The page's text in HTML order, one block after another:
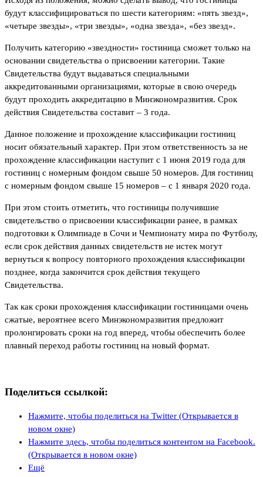
будут классифицироваться по шести категориям: «пять звезд»,
«четыре звезды», «три звезды», «одна звезда», «без звезд».
Получить категорию «звездности» гостиница сможет только на
основании свидетельства о присвоении категории. Такие
Свидетельства будут выдаваться специальными
аккредитованными организациями, которые в свою очередь
будут проходить аккредитацию в Минэкономразвития. Срок
действия Свидетельства составит – 3 года.
Данное положение и прохождение классификации гостиниц
носит обязательный характер. При этом ответственность за не
прохождение классификации наступит с 1 июня 2019 года для
гостиниц с номерным фондом свыше 50 номеров. Для гостиниц
с номерным фондом свыше 15 номеров – с 1 января 2020 года.
При этом стоить отметить, что гостиницы получившие
свидетельство о присвоении классификации ранее, в рамках
подготовки к Олимпиаде в Сочи и Чемпионату мира по Футболу,
если срок действия данных свидетельств не истек могут
вернуться к вопросу повторного прохождения классификации
позднее, когда закончится срок действия текущего
Свидетельства.
Так как сроки прохождения классификации гостиницами очень
сжатые, вероятнее всего Минэкономразвития предложит
пролонгировать сроки на год вперед, чтобы обеспечить более
плавный переход работы гостиниц на новый формат.
Поделиться ссылкой:
Нажмите, чтобы поделиться на Twitter (Открывается в
новом окне)
Нажмите здесь, чтобы поделиться контентом на Facebook.
(Открывается в новом окне)
Ещё